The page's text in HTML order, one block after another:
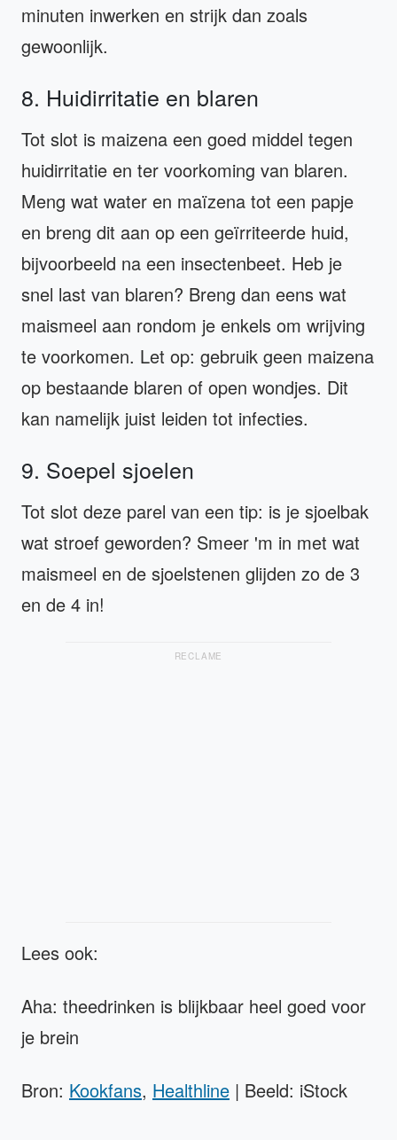
minuten inwerken en strijk dan zoals
gewoonlijk.
8. Huidirritatie en blaren
Tot slot is maizena een goed middel tegen
huidirritatie en ter voorkoming van blaren.
Meng wat water en maïzena tot een papje
en breng dit aan op een geïrriteerde huid,
bijvoorbeeld na een insectenbeet. Heb je
snel last van blaren? Breng dan eens wat
maismeel aan rondom je enkels om wrijving
te voorkomen. Let op: gebruik geen maizena
op bestaande blaren of open wondjes. Dit
kan namelijk juist leiden tot infecties.
9. Soepel sjoelen
Tot slot deze parel van een tip: is je sjoelbak
wat stroef geworden? Smeer 'm in met wat
maismeel en de sjoelstenen glijden zo de 3
en de 4 in!
RECLAME
Lees ook:
Aha: theedrinken is blijkbaar heel goed voor
je brein
Bron: Kookfans, Healthline | Beeld: iStock